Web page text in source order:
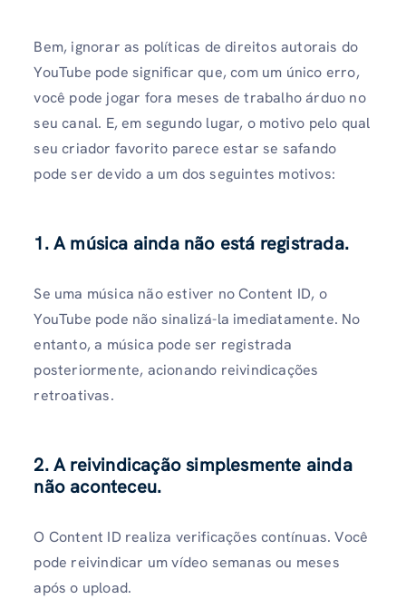
Bem, ignorar as políticas de direitos autorais do
YouTube pode significar que, com um único erro,
você pode jogar fora meses de trabalho árduo no
seu canal. E, em segundo lugar, o motivo pelo qual
seu criador favorito parece estar se safando
pode ser devido a um dos seguintes motivos:
1. A música ainda não está registrada.
Se uma música não estiver no Content ID, o
YouTube pode não sinalizá-la imediatamente. No
entanto, a música pode ser registrada
posteriormente, acionando reivindicações
retroativas.
2. A reivindicação simplesmente ainda
não aconteceu.
O Content ID realiza verificações contínuas. Você
pode reivindicar um vídeo semanas ou meses
após o upload.